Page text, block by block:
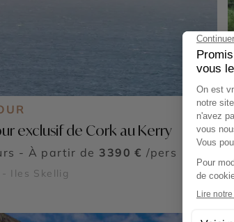
exclusif de Cork au Kerry
- À partir de 3390 € /pers
- Iles Skellig